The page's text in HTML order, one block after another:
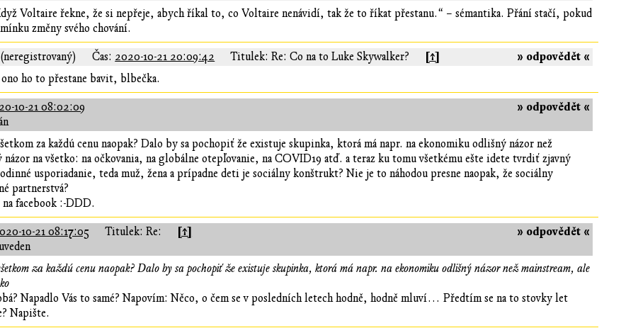
Voltaire řekne, že si nepřeje, abych říkal to, co Voltaire nenávidí, tak že to říkat přestanu.“ – sémantika. Přání stačí, pokud
změny svého chování.
» odpovědět «
Čas: 2020-10-21 20:09:42 Titulek: Re: Co na to Luke Skywalker? [↑]
ho to přestane bavit, blbečka.
» odpovědět «
10-21 08:02:09
za každú cenu naopak? Dalo by sa pochopiť že existuje skupinka, ktorá má napr. na ekonomiku odlišný názor než
názor na všetko: na očkovania, na globálne otepľovanie, na COVID19 atď. a teraz ku tomu všetkému ešte idete tvrdiť zjavný
usporiadanie, teda muž, žena a prípadne deti je sociálny konštrukt? Nie je to náhodou presne naopak, že sociálny
partnerstvá?
facebook :-DDD.
» odpovědět «
10-21 08:17:05 Titulek: Re: [↑]
za každú cenu naopak? Dalo by sa pochopiť že existuje skupinka, ktorá má napr. na ekonomiku odlišný názor než mainstream, ale
Napadlo Vás to samé? Napovím: Něco, o čem se v posledních letech hodně, hodně mluví… Předtím se na to stovky let
Napište.